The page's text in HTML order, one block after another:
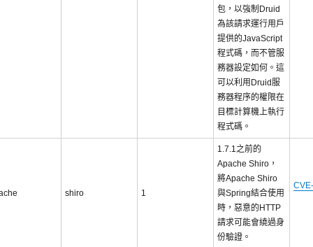
包，以強制Druid
為該請求運行用戶
提供的JavaScript
程式碼，而不管服
務器設定如何。這
可以利用Druid服
務器程序的權限在
目標計算機上執行
程式碼。
shiro 1
1.7.1之前的
Apache Shiro，
將Apache Shiro
與Spring結合使用
時，惡意的HTTP
請求可能會繞過身
份驗證。